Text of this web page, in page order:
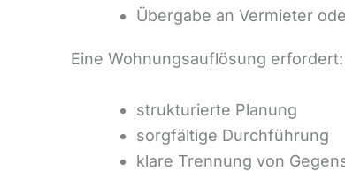
Übergabe an Vermieter
Eine Wohnungsauflösung erfordert:
strukturierte Planung
sorgfältige Durchführung
klare Trennung von